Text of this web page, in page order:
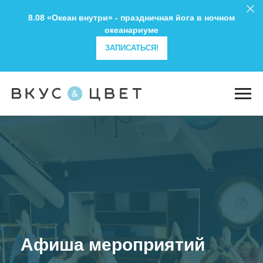
8.08 «Океан внутри» - праздничная йога в ночном
океанариуме
ЗАПИСАТЬСЯ!
Студия йоги
практик
в Москве